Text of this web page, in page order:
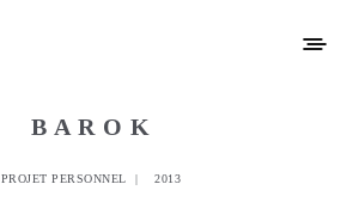
B A R O K
PROJET PERSONNEL | 2013